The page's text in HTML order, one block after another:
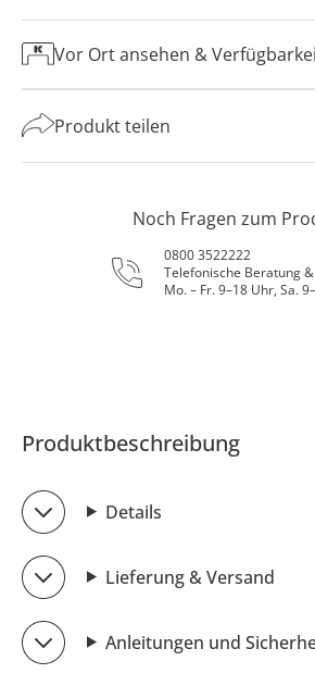
Vor Ort ansehen &
Produkt teilen
Noch Fragen zum
0800 3522222
Telefonische Beratung
Mo. – Fr. 9–18 Uhr, Sa.
Produktbeschreibung
Details
Lieferung & Versand
Anleitungen und